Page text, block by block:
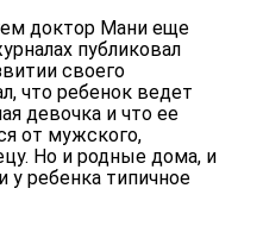
доктор Мани еще
публиковал
своего
что ребенок ведет
девочка и что ее
от мужского,
Но и родные дома, и
у ребенка типичное